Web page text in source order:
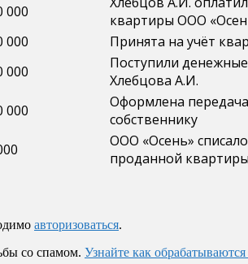
000
квартиры ООО
000 Принята на учёт
000
Поступили
Хлебцова А.И.
000
Оформлена
собственнику
ООО «Осень»
проданной квартиры
авторизоваться.
со спамом. Узнайте как